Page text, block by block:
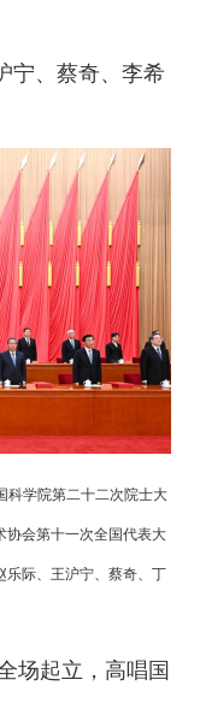
宁、蔡奇、李希
科学院第二十二次院士大
协会第十一次全国代表大
乐际、王沪宁、蔡奇、丁
场起立，高唱国